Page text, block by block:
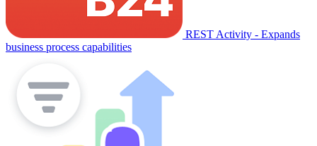
REST Activity - Expands
business process capabilities